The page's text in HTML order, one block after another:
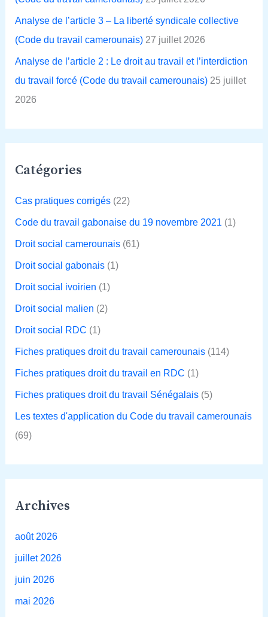
:
Analyse de l’article 3 – La liberté syndicale collective
(Code du travail camerounais) 27 juillet 2026
Analyse de l’article 2 : Le droit au travail et l’interdiction
du travail forcé (Code du travail camerounais) 25 juillet
2026
Catégories
Cas pratiques corrigés(22)
Code du travail gabonaise du 19 novembre 2021(1)
Droit social camerounais(61)
Droit social gabonais(1)
Droit social ivoirien (1)
Droit social malien (2)
Droit social RDC (1)
Fiches pratiques droit du travail camerounais(114)
Fiches pratiques droit du travail en RDC (1)
Fiches pratiques droit du travail Sénégalais(5)
Les textes d'application du Code du travail camerounais
(69)
Archives
août 2026
juillet 2026
juin 2026
mai 2026